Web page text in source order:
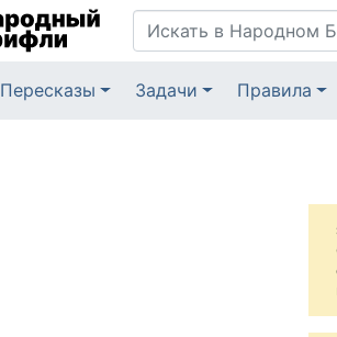
Пересказы Задачи Правила